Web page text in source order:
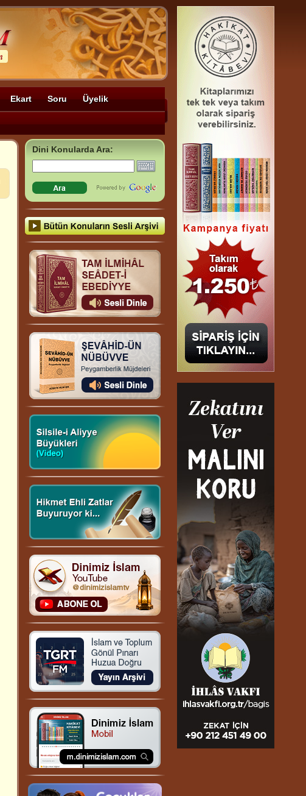
Ekart Soru Üyelik
Dini Konularda Ara: